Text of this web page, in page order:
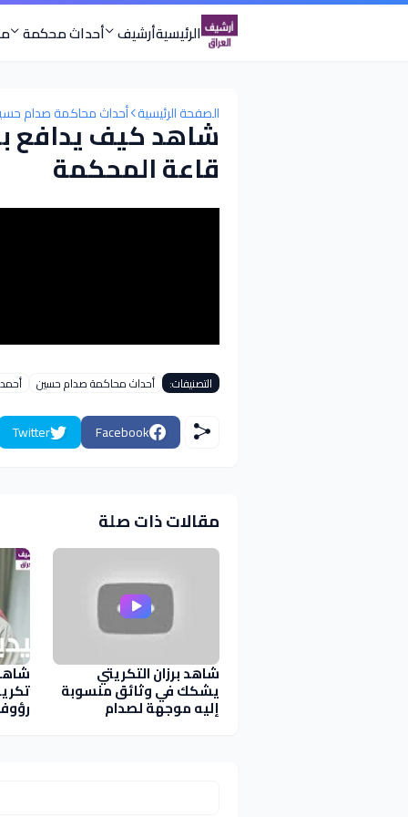
الرئيسيةأرشيف أحداث محكمة
الصفحة الرئيسية أحداث محاكمة صدام
شاهد كيف يدافع
قاعة المحكمة
التصنيفات: أحداث محاكمة صدام حسين
Facebook
Twitter
مقالات ذات صلة
شاهد برزان التكريتي
يشكك في وثائق منسوبة
إليه موجهة لصدام
ومكتوبة بــ خط اليد